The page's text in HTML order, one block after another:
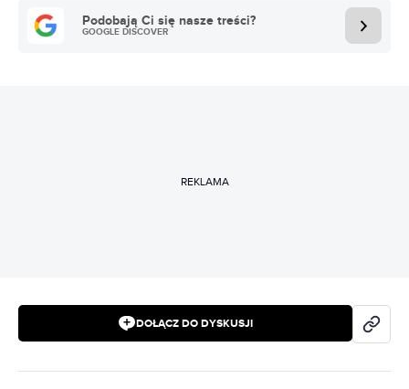
Podobają Ci się nasze treści?
GOOGLE DISCOVER
REKLAMA
DOŁĄCZ DO DYSKUSJI